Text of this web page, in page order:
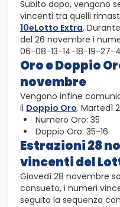
Subito dopo, vengono
vincenti tra quelli
10eLotto Extra.
del 26 novembre i
06-08-13-14-18-19-
Oro e Doppio
novembre
Vengono infine
il Doppio Oro. Martedì
Numero Oro: 35
Doppio Oro: 35-16
Estrazioni 28
vincenti del
Giovedì 28 novembre
consueto, i numeri
seguito la sequenza